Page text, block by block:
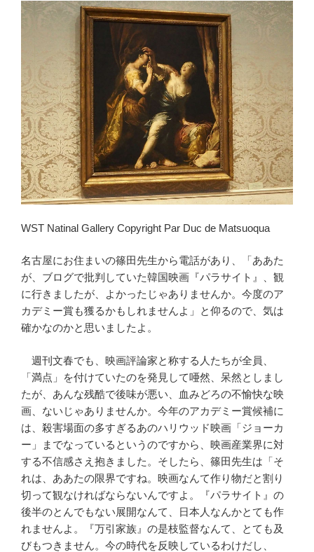
WST Natinal Gallery Copyright Par Duc de Matsuoqua
名古屋にお住まいの篠田先生から電話があり、「ああた
が、ブログで批判していた韓国映画『パラサイト』、観
に行きましたが、よかったじゃありませんか。今度のア
カデミー賞も獲るかもしれませんよ」と仰るので、気は
確かなのかと思いましたよ。
週刊文春でも、映画評論家と称する人たちが全員、
「満点」を付けていたのを発見して唖然、呆然としまし
たが、あんな残酷で後味が悪い、血みどろの不愉快な映
画、ないじゃありませんか。今年のアカデミー賞候補に
は、殺害場面の多すぎるあのハリウッド映画「ジョーカ
ー」までなっているというのですから、映画産業界に対
する不信感さえ抱きました。そしたら、篠田先生は「そ
れは、ああたの限界ですね。映画なんて作り物だと割り
切って観なければならないんですよ。『パラサイト』の
後半のとんでもない展開なんて、日本人なんかとても作
れませんよ。『万引家族』の是枝監督なんて、とても及
びもつきません。今の時代を反映しているわけだし、